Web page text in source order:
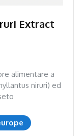
Extract
alimentare a
niruri) ed